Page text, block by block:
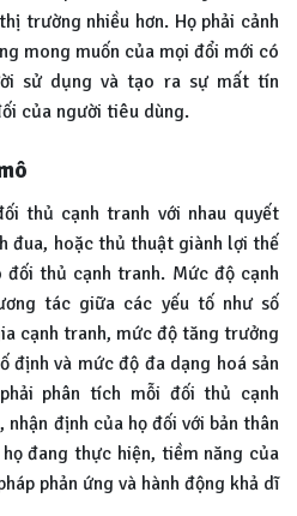
trường nhiều hơn. Họ phải cảnh
mong muốn của mọi đổi mới có
sử dụng và tạo ra sự mất tín
của người tiêu dùng.
thủ cạnh tranh với nhau quyết
đua, hoặc thủ thuật giành lợi thế
thủ cạnh tranh. Mức độ cạnh
tác giữa các yếu tố như số
cạnh tranh, mức độ tăng trưởng
định và mức độ đa dạng hoá sản
phân tích mỗi đối thủ cạnh
định của họ đối với bản thân
đang thực hiện, tiềm năng của
phản ứng và hành động khả dĩ